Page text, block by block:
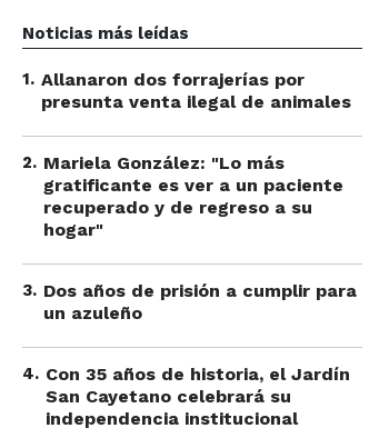
Noticias más leídas
1. Allanaron dos forrajerías por
presunta venta ilegal de animales
2. Mariela González: "Lo más
gratificante es ver a un paciente
recuperado y de regreso a su
hogar"
3. Dos años de prisión a cumplir para
un azuleño
4. Con 35 años de historia, el Jardín
San Cayetano celebrará su
independencia institucional